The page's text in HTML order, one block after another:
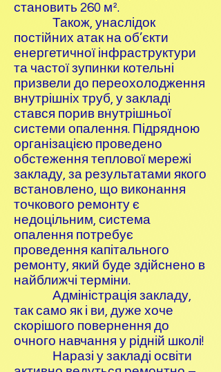
становить 260 м².
Також, унаслідок
постійних атак на об’єкти
енергетичної інфраструктури
та частої зупинки котельні
призвели до переохолодження
внутрішніх труб, у закладі
стався порив внутрішньої
системи опалення. Підрядною
організацією проведено
обстеження теплової мережі
закладу, за результатами якого
встановлено, що виконання
точкового ремонту є
недоцільним, система
опалення потребує
проведення капітального
ремонту, який буде здійснено в
найближчі терміни.
Адміністрація закладу,
так само як і ви, дуже хоче
скорішого повернення до
очного навчання у рідній школі!
Наразі у закладі освіти